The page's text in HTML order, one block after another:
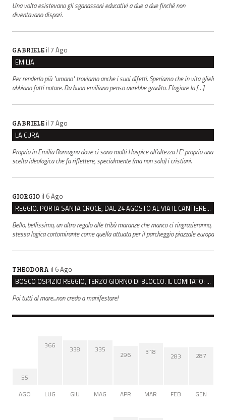
Una volta esistevano gli sganassoni educativi a due a due finché non
diventavano dispari.
GABRIELE il 7 Ago
EMILIA
Per renderlo più "umano" troviamo anche i suoi difetti. Speriamo che in vita glieli
abbiano fatti notare. Da buon emiliano penso avrebbe gradito. Elogiare la […]
GABRIELE il 7 Ago
LA CURA
Proprio in Emilia Romagna dove ci sono molti Hospice all’altezza ! E’ proprio una
scelta ideologica che fa riflettere, specialmente (ma non solo) i cristiani.
GIORGIO il 6 Ago
REGGIO. PORTA SANTA CROCE, DAL 24 AGOSTO AL VIA IL CANTIERE PER IL NUOVO COLLETTORE FOGNARIO
Bello, bellissimo, un altro regalo alle tribù maranze che manco ci ringrazieranno,
stessa logica cortomirante come quella attuata per il parcheggio piazzale europa
THEODORA il 6 Ago
BOSCO OSPIZIO REGGIO, TERZO GIORNO DI BLOCCO. IL COMITATO: “PRESIDIO FINO A VENERDÌ”
Poi tutti al mare...non credo a manifestare!
55
AGO
366
LUG
338
GIU
335
MAG
296
APR
318
MAR
283
FEB
287
GEN